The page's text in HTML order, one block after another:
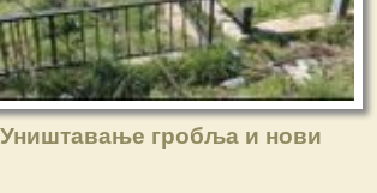
гробља и нови